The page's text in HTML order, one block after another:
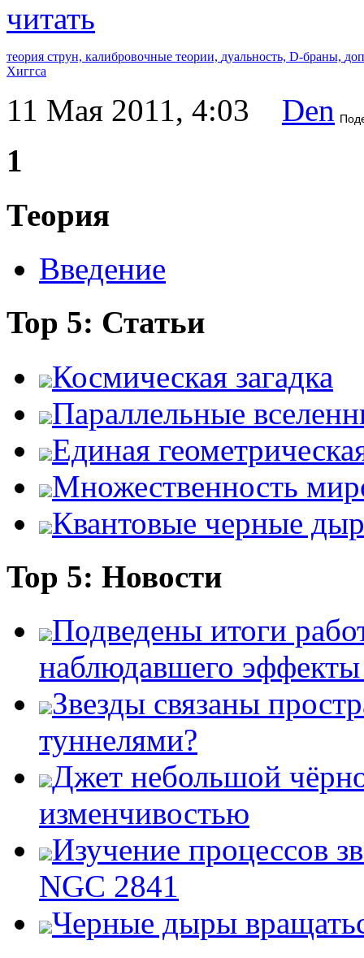
читать
теория струн, калибровочные теории, дуальность, D-браны,
Хиггса
11 Мая 2011, 4:03 Den
1
Теория
Введение
Top 5: Статьи
Космическая загадка
Параллельные
Единая
Множественность
Квантовые черные
Top 5: Новости
Подведены итоги
наблюдавшего
Звезды связаны
туннелями?
Джет небольшой
изменчивостью
Изучение процессов
NGC 2841
Черные дыры